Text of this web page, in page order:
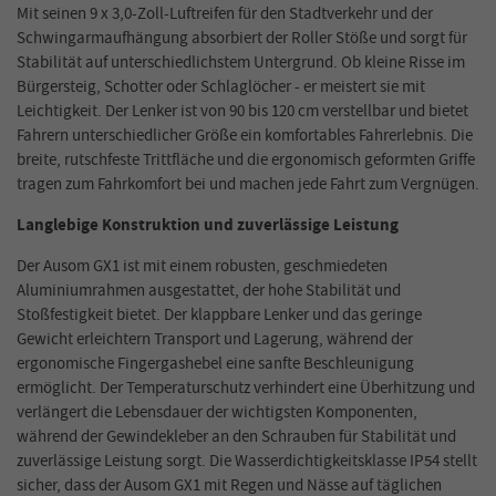
Mit seinen 9 x 3,0-Zoll-Luftreifen für den Stadtverkehr und der
Schwingarmaufhängung absorbiert der Roller Stöße und sorgt für
Stabilität auf unterschiedlichstem Untergrund. Ob kleine Risse im
Bürgersteig, Schotter oder Schlaglöcher - er meistert sie mit
Leichtigkeit. Der Lenker ist von 90 bis 120 cm verstellbar und bietet
Fahrern unterschiedlicher Größe ein komfortables Fahrerlebnis. Die
breite, rutschfeste Trittfläche und die ergonomisch geformten Griffe
tragen zum Fahrkomfort bei und machen jede Fahrt zum Vergnügen.
Langlebige Konstruktion und zuverlässige Leistung
Der Ausom GX1 ist mit einem robusten, geschmiedeten
Aluminiumrahmen ausgestattet, der hohe Stabilität und
Stoßfestigkeit bietet. Der klappbare Lenker und das geringe
Gewicht erleichtern Transport und Lagerung, während der
ergonomische Fingergashebel eine sanfte Beschleunigung
ermöglicht. Der Temperaturschutz verhindert eine Überhitzung und
verlängert die Lebensdauer der wichtigsten Komponenten,
während der Gewindekleber an den Schrauben für Stabilität und
zuverlässige Leistung sorgt. Die Wasserdichtigkeitsklasse IP54 stellt
sicher, dass der Ausom GX1 mit Regen und Nässe auf täglichen